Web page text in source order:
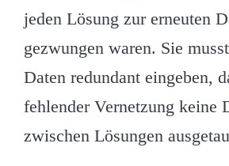
jeden Lösung zur erneuten
gezwungen waren. Sie
Daten redundant eingeben,
fehlender Vernetzung keine
zwischen Lösungen